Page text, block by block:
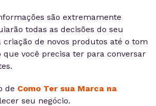
são extremamente
todas as decisões do seu
criação de novos produtos até o tom
que você precisa ter para conversar
de Como Ter sua Marca na
seu negócio.